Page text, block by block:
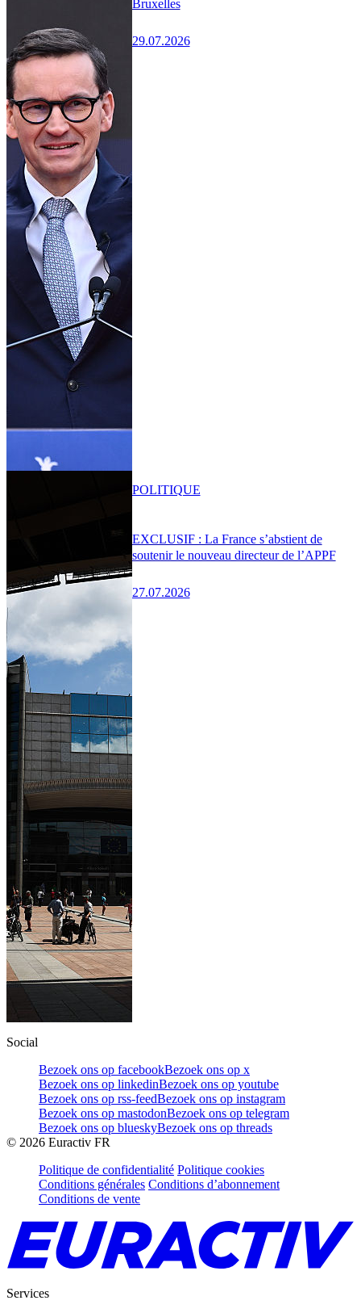
Bruxelles
29.07.2026
EXCLUSIF : La France s’abstient de
soutenir le nouveau directeur de l’APPF
27.07.2026
POLITIQUE
Social
Bezoek ons op facebookBezoek ons op x
Bezoek ons op linkedinBezoek ons op youtube
Bezoek ons op rss-feedBezoek ons op instagram
Bezoek ons op mastodonBezoek ons op telegram
Bezoek ons op blueskyBezoek ons op threads
© 2026 Euractiv FR
Politique de confidentialité Politique cookies
Conditions générales Conditions d’abonnement
Conditions de vente
Services